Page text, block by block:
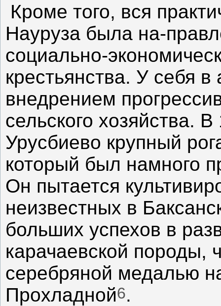
Кроме того, вся
Науруза была на-
социально-
крестьянства. У себя
внедрением
сельского хозяйства.
Урусбиево крупный
который был намного
Он пытается
неизвестных в
больших успехов в
карачаевской породы,
серебряной медалью
Прохладной6.